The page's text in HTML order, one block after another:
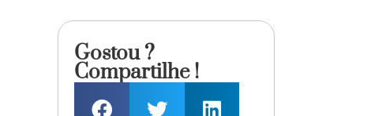
Gostou ?
Compartilhe !